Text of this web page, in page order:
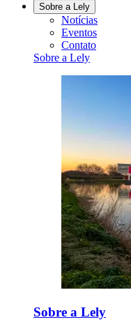
Sobre a Lely
Notícias
Eventos
Contato
Sobre a Lely
Sobre a Lely